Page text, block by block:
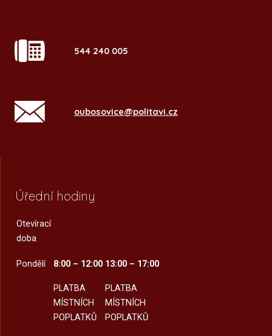
544 240 005
oubosovice@politavi.cz
Úřední hodiny
Otevírací
doba
Pondělí 8:00 – 12:00
PLATBA
MÍSTNÍCH
POPLATKŮ
13:00 – 17:00
PLATBA
MÍSTNÍCH
POPLATKŮ